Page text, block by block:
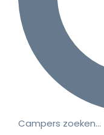
Campers zoeken…